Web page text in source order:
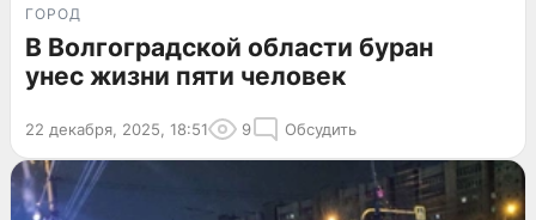
ГОРОД
В Волгоградской области буран
унес жизни пяти человек
22 декабря, 2025, 18:51 9 Обсудить